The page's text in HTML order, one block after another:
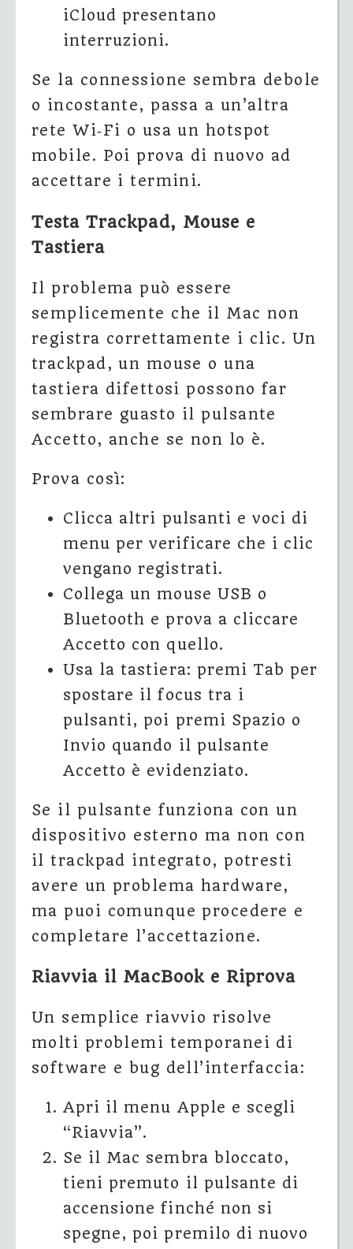
iCloud presentano
interruzioni.
Se la connessione sembra debole
o incostante, passa a un’altra
rete Wi‑Fi o usa un hotspot
mobile. Poi prova di nuovo ad
accettare i termini.
Testa Trackpad, Mouse e
Tastiera
Il problema può essere
semplicemente che il Mac non
registra correttamente i clic. Un
trackpad, un mouse o una
tastiera difettosi possono far
sembrare guasto il pulsante
Accetto, anche se non lo è.
Prova così:
Clicca altri pulsanti e voci di
menu per verificare che i clic
vengano registrati.
Collega un mouse USB o
Bluetooth e prova a cliccare
Accetto con quello.
Usa la tastiera: premi Tab per
spostare il focus tra i
pulsanti, poi premi Spazio o
Invio quando il pulsante
Accetto è evidenziato.
Se il pulsante funziona con un
dispositivo esterno ma non con
il trackpad integrato, potresti
avere un problema hardware,
ma puoi comunque procedere e
completare l’accettazione.
Riavvia il MacBook e Riprova
Un semplice riavvio risolve
molti problemi temporanei di
software e bug dell’interfaccia:
Apri il menu Apple e scegli
“Riavvia”.
Se il Mac sembra bloccato,
tieni premuto il pulsante di
accensione finché non si
spegne, poi premilo di nuovo